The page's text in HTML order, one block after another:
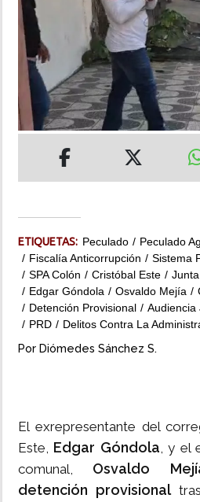
INSÓLITAS
MULTIMEDIA
IMPRESO
ETIQUETAS: Peculado
Peculado
Fiscalía Anticorrupción
Sistema
SPA Colón
Cristóbal Este
Edgar Góndola
Osvaldo Mejía
Detención Provisional
Audiencia
PRD
Delitos Contra La
Por Diómedes Sánchez S.
El exrepresentante del
Este, Edgar Góndola, y el
comunal, Osvaldo
detención provisionaltras